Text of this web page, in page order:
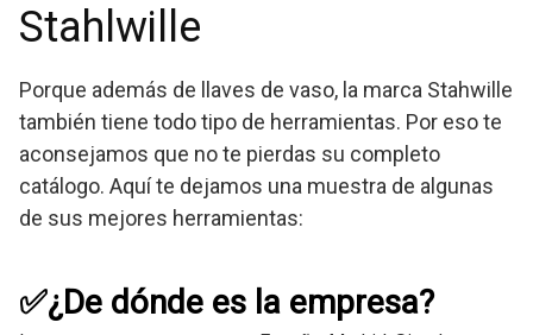
Stahlwille
Porque además de llaves de vaso, la marca Stahwille
también tiene todo tipo de herramientas. Por eso te
aconsejamos que no te pierdas su completo
catálogo. Aquí te dejamos una muestra de algunas
de sus mejores herramientas:
✅¿De dónde es la empresa?